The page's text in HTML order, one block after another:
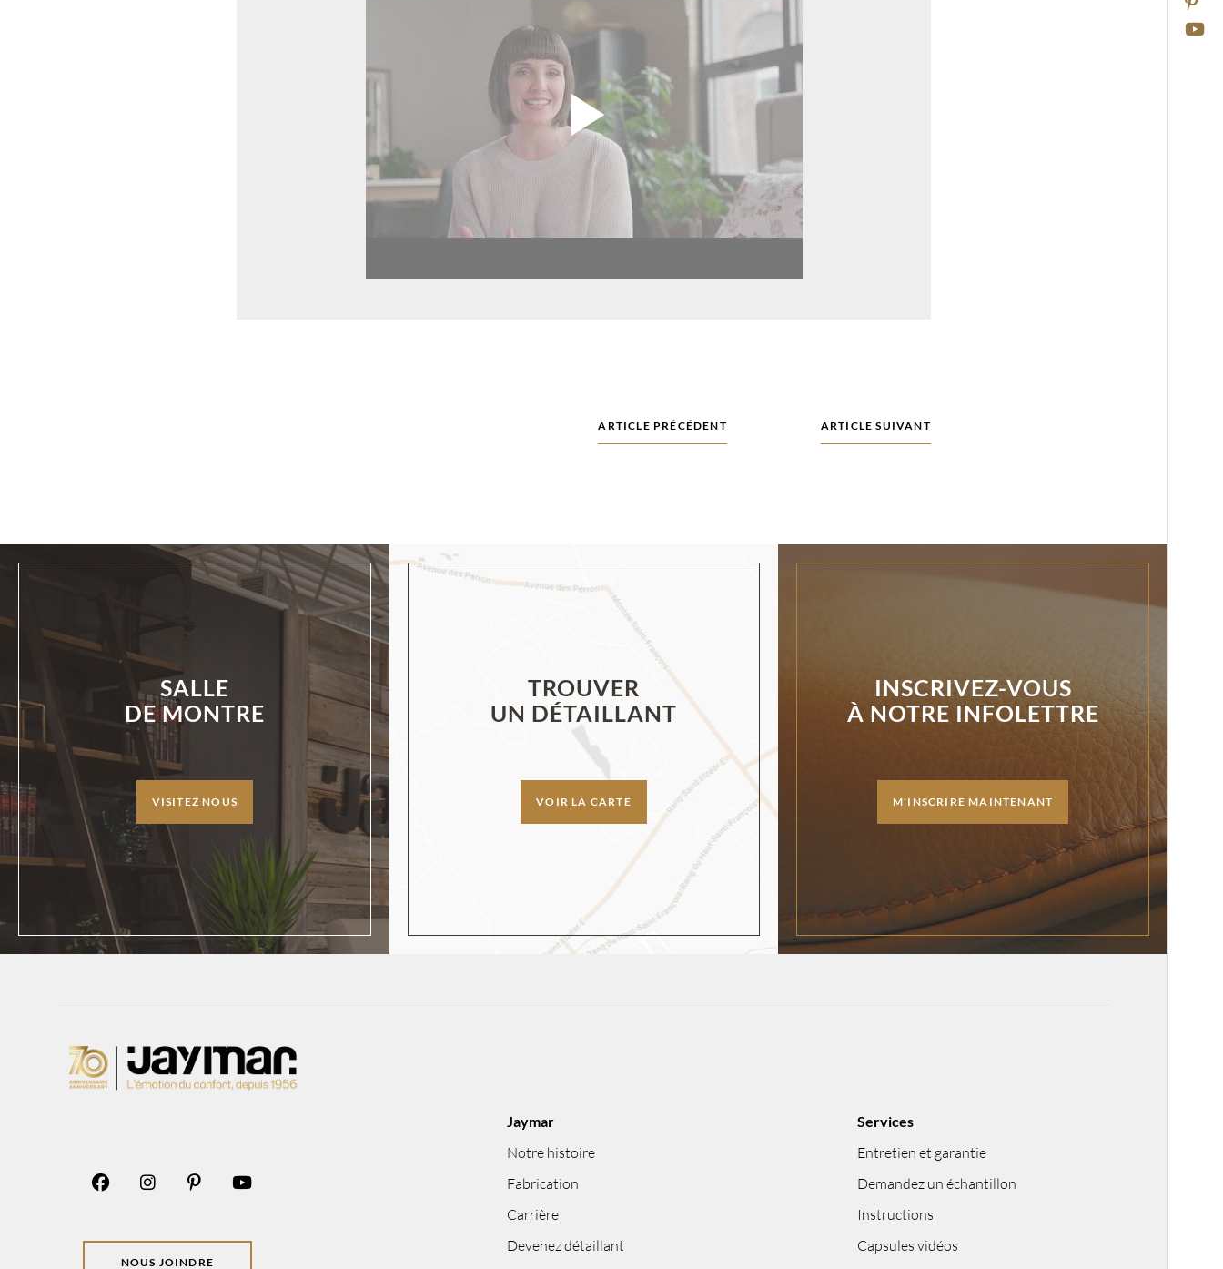
ARTICLE PRÉCÉDENT ARTICLE SUIVANT
SALLE
DE MONTRE
VISITEZ NOUS
TROUVER
UN DÉTAILLANT
VOIR LA CARTE
INSCRIVEZ-VOUS
À NOTRE INFOLETTRE
M'INSCRIRE MAINTENANT
NOUS JOINDRE
Jaymar
Notre histoire
Fabrication
Carrière
Devenez détaillant
Services
Entretien et garantie
Demandez un échantillon
Instructions
Capsules vidéos